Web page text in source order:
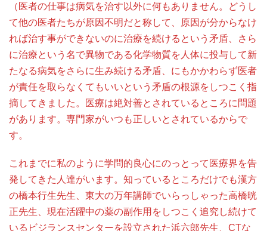
（医者の仕事は病気を治す以外に何もありません。どうし
て他の医者たちが原因不明だと称して、原因が分からなけ
れば治す事ができないのに治療を続けるという矛盾、さら
に治療という名で異物である化学物質を人体に投与して新
たなる病気をさらに生み続ける矛盾、にもかかわらず医者
が責任を取らなくてもいいという矛盾の根源をしつこく指
摘してきました。医療は絶対善とされているところに問題
があります。専門家がいつも正しいとされているからで
す。
これまでに私のように学問的良心にのっとって医療界を告
発してきた人達がいます。知っているところだけでも漢方
の橋本行生先生、東大の万年講師でいらっしゃった高橋晄
正先生、現在活躍中の薬の副作用をしつこく追究し続けて
いるビジランスセンターを設立された浜六郎先生、CTな